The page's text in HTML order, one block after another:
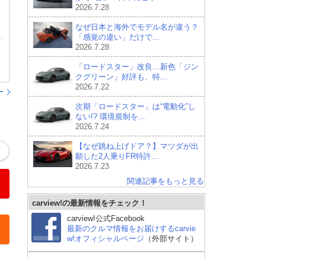
2026.7.28
なぜ日本と海外でモデル名が違う？
「感覚の違い」だけで...
2026.7.28
「ロードスター」改良…新色「ジン
クグリーン」好評も、特...
2026.7.22
次期「ロードスター」は“電動化”し
ない!? 環境規制を...
2026.7.24
【なぜ跳ね上げドア？】マツダが出
願した2人乗りFR特許...
2026.7.23
関連記事をもっと見る
carview!の最新情報をチェック！
carview!公式Facebook
最新のクルマ情報をお届けするcarvie
w!オフィシャルページ （外部サイト）